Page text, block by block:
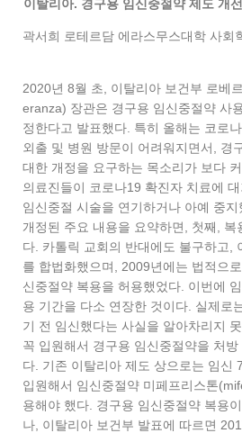
Development
Institute
이탈리아. 경구용 임신중절약 제도 개
곽서희 로테르담 에라스무스대학 사회
2020년 8월 초, 이탈리아 보건부 로베
eranza) 장관은 경구용 임신중절약 사
정한다고 발표했다. 특히 올해는 코로
외출 및 병원 방문이 어려워지면서, 경
대한 개정을 요구하는 목소리가 보다
의료진들이 코로나19 확진자 치료에
임신중절 시술을 연기하거나 아예 중지
개정된 주요 내용을 요약하면, 첫째, 복
다. 카톨릭 교회의 반대에도 불구하고,
를 합법화했으며, 2009년에는 법적으
신중절약 복용을 허용했었다. 이번에
용 기간을 다소 연장한 것이다. 실제로
기 전 임신했다는 사실을 알아차리지
꼭 입원해서 경구용 임신중절약을 처
다. 기존 이탈리아 제도 상으로는 임신
입원해서 임신중절약 미페프리스톤
용해야 했다. 경구용 임신중절약 복용
나, 이탈리아 보건부 발표에 따르면